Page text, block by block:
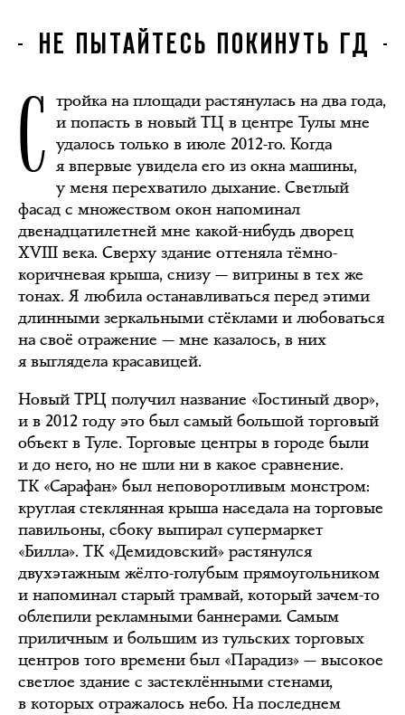
НЕ ПЫТАЙТЕСЬ ПОКИНУТЬ ГД
С тройка на площади растянулась на два года,
и попасть в новый ТЦ в центре Тулы мне
удалось только в июле 2012-го. Когда
я впервые увидела его из окна машины,
у меня перехватило дыхание. Светлый
фасад с множеством окон напоминал
двенадцатилетней мне какой-нибудь дворец
XVIII века. Сверху здание оттеняла тёмно-
коричневая крыша, снизу — витрины в тех же
тонах. Я любила останавливаться перед этими
длинными зеркальными стёклами и любоваться
на своё отражение — мне казалось, в них
я выглядела красавицей.
Новый ТРЦ получил название «Гостиный двор»,
и в 2012 году это был самый большой торговый
объект в Туле. Торговые центры в городе были
и до него, но не шли ни в какое сравнение.
ТК «Сарафан» был неповоротливым монстром:
круглая стеклянная крыша наседала на торговые
павильоны, сбоку выпирал супермаркет
«Билла». ТК «Демидовский» растянулся
двухэтажным жёлто-голубым прямоугольником
и напоминал старый трамвай, который зачем-то
облепили рекламными баннерами. Самым
приличным и большим из тульских торговых
центров того времени был «Парадиз» — высокое
светлое здание с застеклёнными стенами,
в которых отражалось небо. На последнем